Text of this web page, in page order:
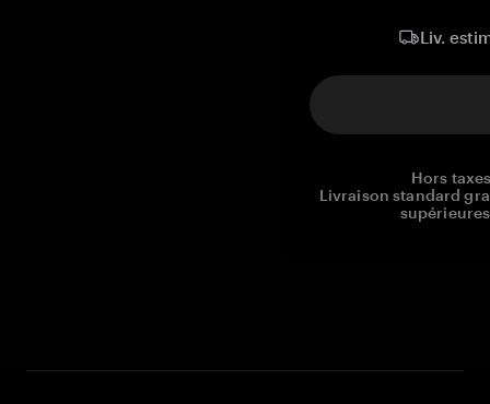
Liv.
Hors
Livraison standard